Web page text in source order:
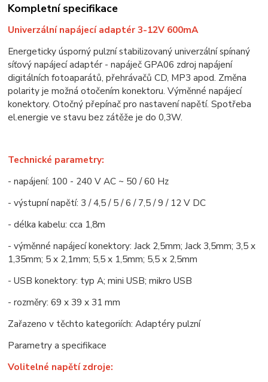
Kompletní specifikace
Univerzální napájecí adaptér 3-12V 600mA
Energeticky úsporný pulzní stabilizovaný univerzální spínaný
síťový napájecí adaptér - napáječ GPA06 zdroj napájení
digitálních fotoaparátů, přehrávačů CD, MP3 apod. Změna
polarity je možná otočením konektoru. Výměnné napájecí
konektory. Otočný přepínač pro nastavení napětí. Spotřeba
el.energie ve stavu bez zátěže je do 0,3W.
Technické parametry:
- napájení: 100 - 240 V AC ~ 50 / 60 Hz
- výstupní napětí: 3 / 4,5 / 5 / 6 / 7,5 / 9 / 12 V DC
- délka kabelu: cca 1,8m
- výměnné napájecí konektory: Jack 2,5mm; Jack 3,5mm; 3,5 x
1,35mm; 5 x 2,1mm; 5,5 x 1,5mm; 5,5 x 2,5mm
- USB konektory: typ A; mini USB; mikro USB
- rozměry: 69 x 39 x 31 mm
Zařazeno v těchto kategoriích: Adaptéry pulzní
Parametry a specifikace
Volitelné napětí zdroje: